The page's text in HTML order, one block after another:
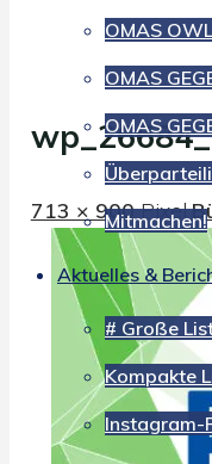
OMAS
OMAS
OMAS
Mitmachen!
Aktuelles &
# Große
Kompakte
Instagram-
Originalgröße
713 × 900Pixel